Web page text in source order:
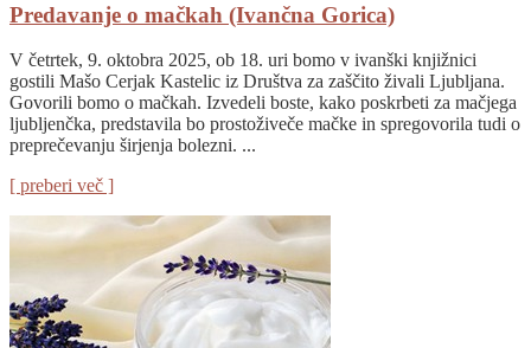
Predavanje o mačkah (Ivančna Gorica)
V četrtek, 9. oktobra 2025, ob 18. uri bomo v ivanški knjižnici
gostili Mašo Cerjak Kastelic iz Društva za zaščito živali Ljubljana.
Govorili bomo o mačkah. Izvedeli boste, kako poskrbeti za mačjega
ljubljenčka, predstavila bo prostoživeče mačke in spregovorila tudi o
preprečevanju širjenja bolezni. ...
[ preberi več ]